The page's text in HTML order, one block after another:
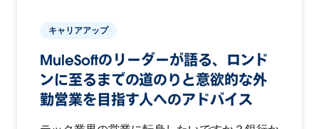
キャリアアップ
MuleSoftのリーダーが語る、ロンド
ンに至るまでの道のりと意欲的な外
勤営業を目指す人へのアドバイス